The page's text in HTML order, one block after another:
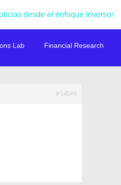
desde el enfoque inversor
Lab Financial Research
#94566